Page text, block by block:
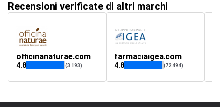
Recensioni verificate di altri marchi
officinanaturae.com
4.8 (3 193)
farmaciaigea.com
4.8 (72 494)